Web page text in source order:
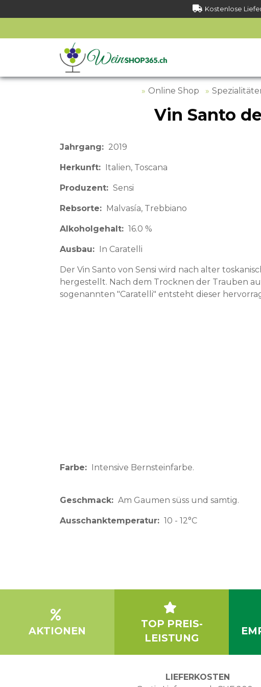
Kostenlose
Online Shop
Vin Santo
Jahrgang 2019
Herkunft Italien Toscana
Produzent Sensi
Rebsorte Malvasía, Trebbiano
Alkoholgehalt 16.0 %
Ausbau In Caratelli
Der Vin Santo von Sensi wird nach alter
hergestellt. Nach dem Trocknen der Trauben
sogenannten "Caratelli" entsteht dieser
Farbe Intensive Bernsteinfarbe.
Geschmack Am Gaumen süss und samtig.
Ausschanktemperatur 10 - 12°C
AKTIONEN
TOP PREIS-
LEISTUNG
LIEFERKOSTEN